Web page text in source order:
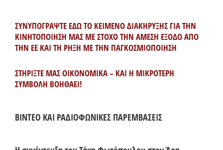
ΣΥΝΥΠΟΓΡΑΨΤΕ ΕΔΩ ΤΟ ΚΕΙΜΕΝΟ ΔΙΑΚΗΡΥΞΗΣ ΓΙΑ ΤΗΝ
ΚΙΝΗΤΟΠΟΙΗΣΗ ΜΑΣ ΜΕ ΣΤΟΧΟ ΤΗΝ ΑΜΕΣΗ ΕΞΟΔΟ ΑΠΟ
ΤΗΝ ΕΕ ΚΑΙ ΤΗ ΡΗΞΗ ΜΕ ΤΗΝ ΠΑΓΚΟΣΜΙΟΠΟΙΗΣΗ
ΣΤΗΡΙΞΤΕ ΜΑΣ ΟΙΚΟΝΟΜΙΚΑ – ΚΑΙ Η ΜΙΚΡΟΤΕΡΗ
ΣΥΜΒΟΛΗ ΒΟΗΘΑΕΙ!
ΒΙΝΤΕΟ ΚΑΙ ΡΑΔΙΟΦΩΝΙΚΕΣ ΠΑΡΕΜΒΑΣΕΙΣ